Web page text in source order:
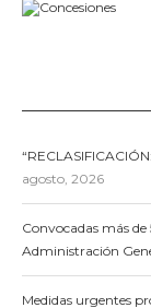
agosto, 2026
Convocadas más
Administración
Medidas urgentes